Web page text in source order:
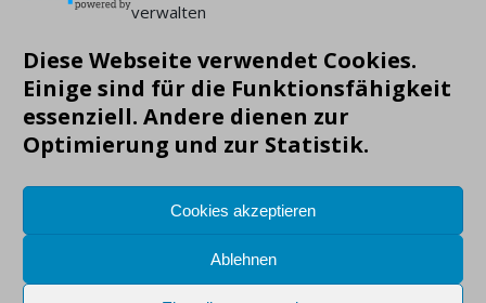
verwalten
Diese Webseite verwendet Cookies.
Einige sind für die Funktionsfähigkeit
essenziell. Andere dienen zur
Optimierung und zur Statistik.
Cookies akzeptieren
Ablehnen